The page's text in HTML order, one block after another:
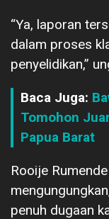
“Ya, laporan
dalam proses
penyelidikan,”
Baca Juga:
Tomohon
Papua Barat
Rooije
penuh dugaan